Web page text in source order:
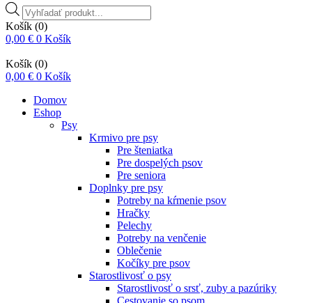
Vyhľadávanie
produktov
Košík (0)
0,00 € 0 Košík
Košík (0)
0,00 € 0 Košík
Domov
Eshop
Psy
Krmivo pre psy
Pre šteniatka
Pre dospelých psov
Pre seniora
Doplnky pre psy
Potreby na kŕmenie psov
Hračky
Pelechy
Potreby na venčenie
Oblečenie
Kočíky pre psov
Starostlivosť o psy
Starostlivosť o srsť, zuby a pazúriky
Cestovanie so psom